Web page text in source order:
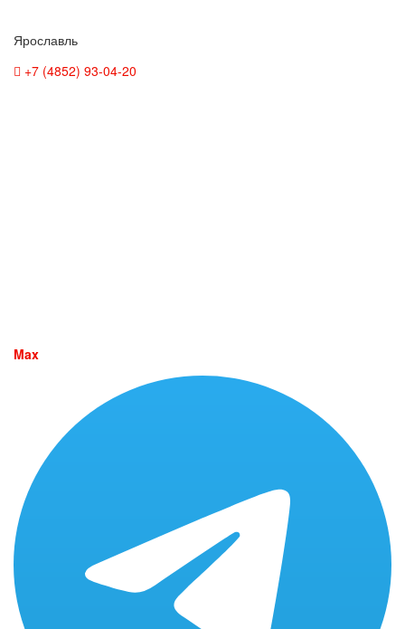
Ярославль
+7 (4852) 93-04-20
Max